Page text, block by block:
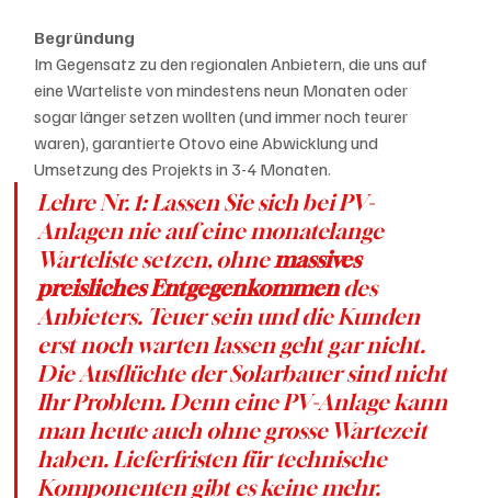
Begründung
Im Gegensatz zu den regionalen Anbietern, die uns auf
eine Warteliste von mindestens neun Monaten oder
sogar länger setzen wollten (und immer noch teurer
waren), garantierte Otovo eine Abwicklung und
Umsetzung des Projekts in 3-4 Monaten.
Lehre Nr. 1: Lassen Sie sich bei PV-
Anlagen nie auf eine monatelange
Warteliste setzen, ohne massives
preisliches Entgegenkommen des
Anbieters. Teuer sein und die Kunden
erst noch warten lassen geht gar nicht.
Die Ausflüchte der Solarbauer sind nicht
Ihr Problem. Denn eine PV-Anlage kann
man heute auch ohne grosse Wartezeit
haben. Lieferfristen für technische
Komponenten gibt es keine mehr.